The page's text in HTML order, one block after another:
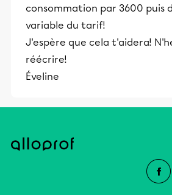
consommation par 3600 puis
variable du tarif!
J'espère que cela t'aidera!
réécrire!
Éveline